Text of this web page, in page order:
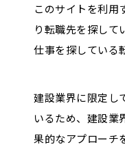
このサイトを利用
り転職先を探して
仕事を探している
建設業界に限定し
いるため、建設業
果的なアプローチ